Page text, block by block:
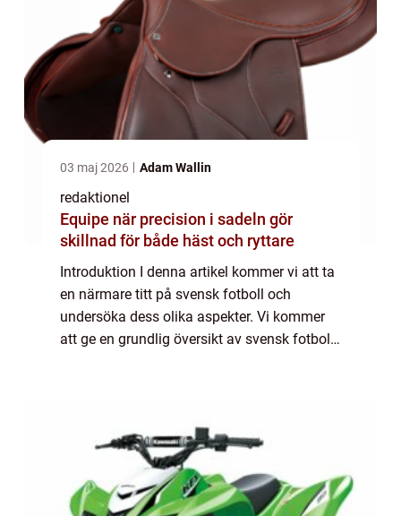
03 maj 2026 Adam Wallin
redaktionel
Equipe när precision i sadeln gör
skillnad för både häst och ryttare
Introduktion I denna artikel kommer vi att ta
en närmare titt på svensk fotboll och
undersöka dess olika aspekter. Vi kommer
att ge en grundlig översikt av svensk fotboll,